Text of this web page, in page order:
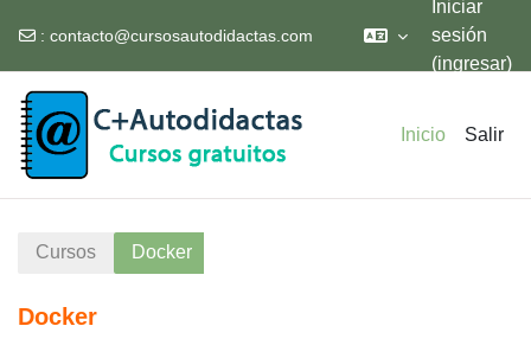
: contacto@cursosautodidactas.com
Iniciar
sesión
(ingresar)
Inicio Salir
Cursos Docker
Docker